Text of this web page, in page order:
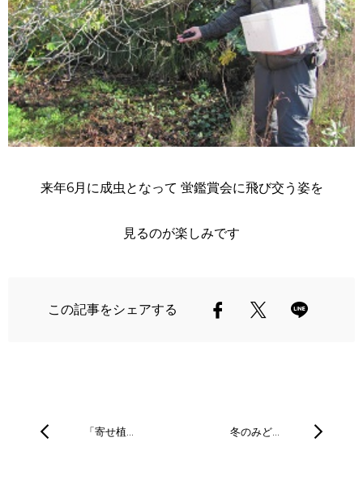
来年6月に成虫となって 蛍鑑賞会に飛び交う姿を
見るのが楽しみです
この記事をシェアする
「寄せ植… 冬のみど…